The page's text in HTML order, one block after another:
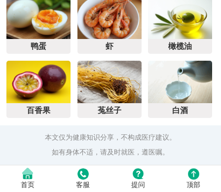
鸭蛋 虾 橄榄油
百香果 菟丝子 白酒
本文仅为健康知识分享，不构成医疗建议。
如有身体不适，请及时就医，遵医嘱。
首页 客服 提问 顶部